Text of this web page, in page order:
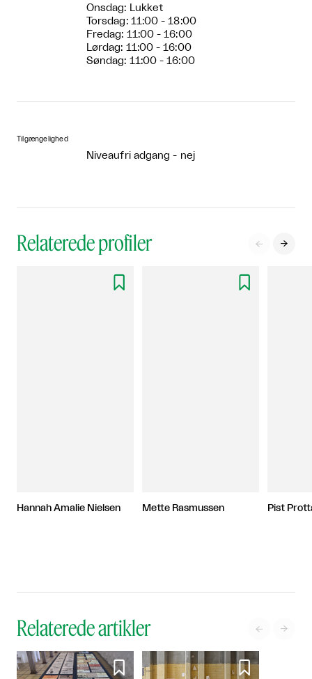
Onsdag: Lukket
Torsdag: 11:00 - 18:00
Fredag: 11:00 - 16:00
Lørdag: 11:00 - 16:00
Søndag: 11:00 - 16:00
Tilgængelighed
Niveaufri adgang - nej
Relaterede profiler  

Hannah Amalie Nielsen

Mette Rasmussen Pist
Relaterede artikler  
 